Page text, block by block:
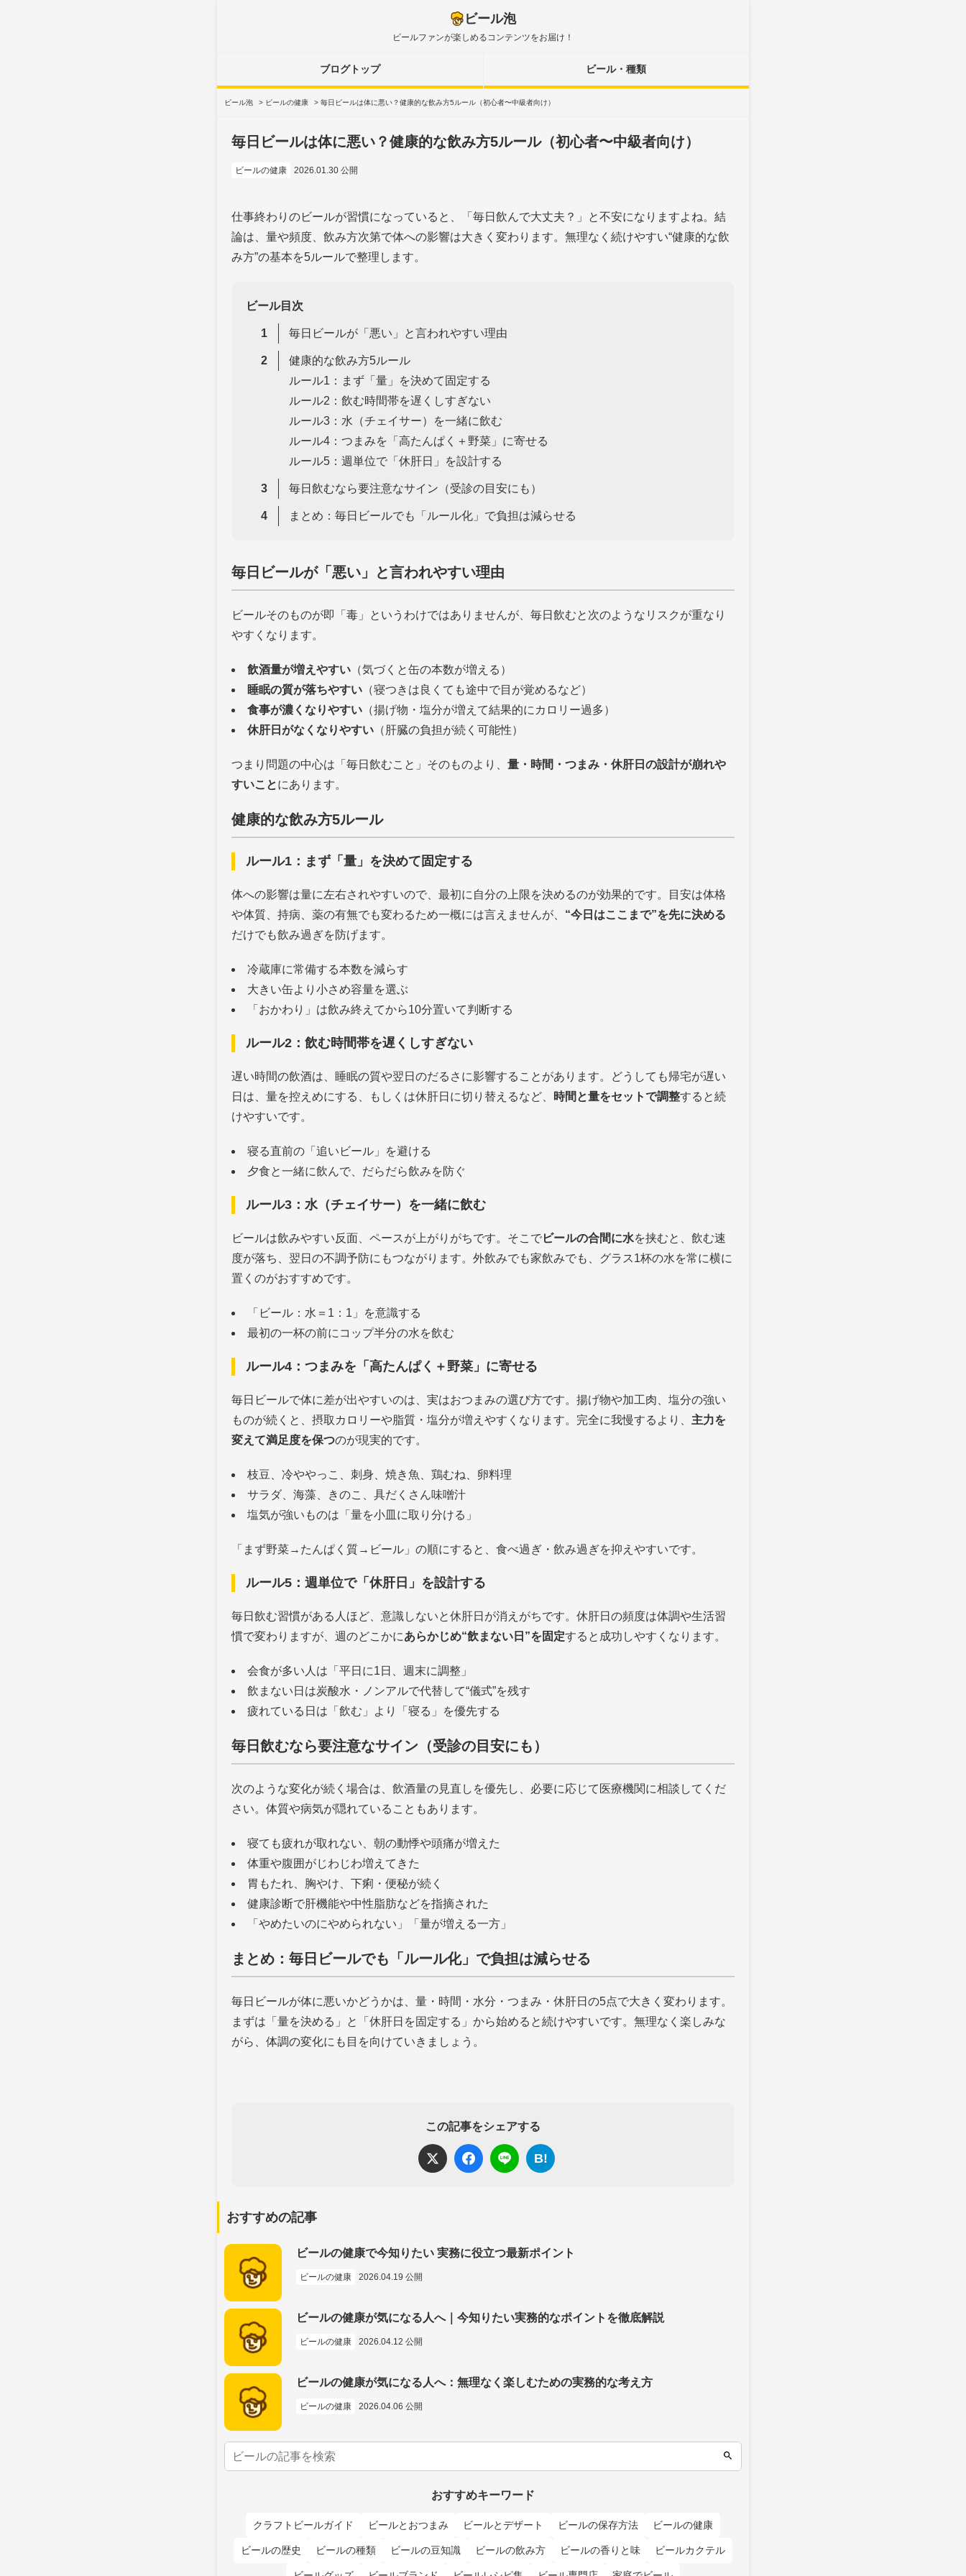
ビール泡
ビールファンが楽しめるコンテンツをお届け！
ブログトップ ビール・種類
ビール泡 > ビールの健康 > 毎日ビールは体に悪い？健康的な飲み方5ルール（初心者〜中級者向け）
毎日ビールは体に悪い？健康的な飲み方5ルール（初心者〜中級者向け）
ビールの健康 2026.01.30 公開
仕事終わりのビールが習慣になっていると、「毎日飲んで大丈夫？」と不安になりますよね。結
論は、量や頻度、飲み方次第で体への影響は大きく変わります。無理なく続けやすい“健康的な飲
み方”の基本を5ルールで整理します。
ビール目次
毎日ビールが「悪い」と言われやすい理由
健康的な飲み方5ルール
ルール1：まず「量」を決めて固定する
ルール2：飲む時間帯を遅くしすぎない
ルール3：水（チェイサー）を一緒に飲む
ルール4：つまみを「高たんぱく＋野菜」に寄せる
ルール5：週単位で「休肝日」を設計する
毎日飲むなら要注意なサイン（受診の目安にも）
まとめ：毎日ビールでも「ルール化」で負担は減らせる
毎日ビールが「悪い」と言われやすい理由
ビールそのものが即「毒」というわけではありませんが、毎日飲むと次のようなリスクが重なり
やすくなります。
飲酒量が増えやすい （気づくと缶の本数が増える）
睡眠の質が落ちやすい （寝つきは良くても途中で目が覚めるなど）
食事が濃くなりやすい （揚げ物・塩分が増えて結果的にカロリー過多）
休肝日がなくなりやすい （肝臓の負担が続く可能性）
つまり問題の中心は「毎日飲むこと」そのものより、 量・時間・つまみ・休肝日の設計が崩れや
すいことにあります。
健康的な飲み方5ルール
ルール1：まず「量」を決めて固定する
体への影響は量に左右されやすいので、最初に自分の上限を決めるのが効果的です。目安は体格
や体質、持病、薬の有無でも変わるため一概には言えませんが、 “今日はここまで”を先に決める
だけでも飲み過ぎを防げます。
冷蔵庫に常備する本数を減らす
大きい缶より小さめ容量を選ぶ
「おかわり」は飲み終えてから10分置いて判断する
ルール2：飲む時間帯を遅くしすぎない
遅い時間の飲酒は、睡眠の質や翌日のだるさに影響することがあります。どうしても帰宅が遅い
日は、量を控えめにする、もしくは休肝日に切り替えるなど、
時間と量をセットで調整すると続
けやすいです。
寝る直前の「追いビール」を避ける
夕食と一緒に飲んで、だらだら飲みを防ぐ
ルール3：水（チェイサー）を一緒に飲む
ビールは飲みやすい反面、ペースが上がりがちです。そこでビールの合間に水を挟むと、飲む速
度が落ち、翌日の不調予防にもつながります。外飲みでも家飲みでも、グラス1杯の水を常に横に
置くのがおすすめです。
「ビール：水＝1：1」を意識する
最初の一杯の前にコップ半分の水を飲む
ルール4：つまみを「高たんぱく＋野菜」に寄せる
毎日ビールで体に差が出やすいのは、実はおつまみの選び方です。揚げ物や加工肉、塩分の強い
ものが続くと、摂取カロリーや脂質・塩分が増えやすくなります。完全に我慢するより、 主力を
変えて満足度を保つのが現実的です。
枝豆、冷ややっこ、刺身、焼き魚、鶏むね、卵料理
サラダ、海藻、きのこ、具だくさん味噌汁
塩気が強いものは「量を小皿に取り分ける」
「まず野菜→たんぱく質→ビール」の順にすると、食べ過ぎ・飲み過ぎを抑えやすいです。
ルール5：週単位で「休肝日」を設計する
毎日飲む習慣がある人ほど、意識しないと休肝日が消えがちです。休肝日の頻度は体調や生活習
慣で変わりますが、週のどこかにあらかじめ“飲まない日”を固定すると成功しやすくなります。
会食が多い人は「平日に1日、週末に調整」
飲まない日は炭酸水・ノンアルで代替して“儀式”を残す
疲れている日は「飲む」より「寝る」を優先する
毎日飲むなら要注意なサイン（受診の目安にも）
次のような変化が続く場合は、飲酒量の見直しを優先し、必要に応じて医療機関に相談してくだ
さい。体質や病気が隠れていることもあります。
寝ても疲れが取れない、朝の動悸や頭痛が増えた
体重や腹囲がじわじわ増えてきた
胃もたれ、胸やけ、下痢・便秘が続く
健康診断で肝機能や中性脂肪などを指摘された
「やめたいのにやめられない」「量が増える一方」
まとめ：毎日ビールでも「ルール化」で負担は減らせる
毎日ビールが体に悪いかどうかは、量・時間・水分・つまみ・休肝日の5点で大きく変わります。
まずは「量を決める」と「休肝日を固定する」から始めると続けやすいです。無理なく楽しみな
がら、体調の変化にも目を向けていきましょう。
この記事をシェアする
B!
おすすめの記事
ビールの健康で今知りたい 実務に役立つ最新ポイント
ビールの健康 2026.04.19 公開
ビールの健康が気になる人へ｜今知りたい実務的なポイントを徹底解説
ビールの健康 2026.04.12 公開
ビールの健康が気になる人へ：無理なく楽しむための実務的な考え方
ビールの健康 2026.04.06 公開
おすすめキーワード
クラフトビールガイド ビールとおつまみ ビールとデザート ビールの保存方法 ビールの健康
ビールの歴史 ビールの種類 ビールの豆知識 ビールの飲み方 ビールの香りと味 ビールカクテル